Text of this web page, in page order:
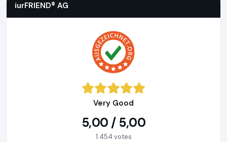
iurFRIEND® AG
Very Good
5,00 / 5,00
1.454 votes